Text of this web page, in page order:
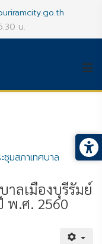
น.
ชุมสภาเทศบาล
าลเมืองบุรีรัมย์
พ.ศ. 2560